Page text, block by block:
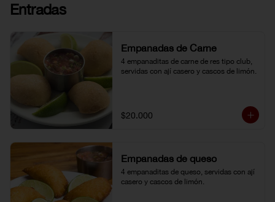
Entradas
Empanadas de Carne
4 empanaditas de carne de res tipo club,
servidas con ají casero y cascos de limón.
$20.000
Empanadas de queso
4 empanaditas de queso, servidas con ají
casero y cascos de limón.